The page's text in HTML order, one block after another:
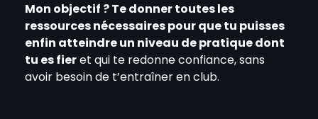
Mon objectif ? Te donner toutes les
ressources nécessaires pour que tu puisses
enfin atteindre un niveau de pratique dont
tu es fieret qui te redonne confiance, sans
avoir besoin de t’entraîner en club.